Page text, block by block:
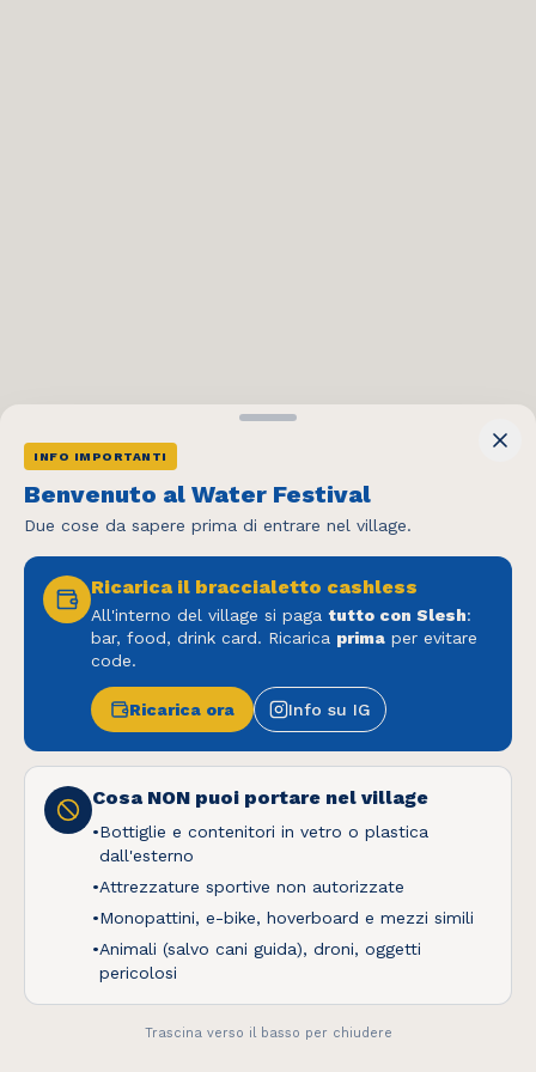
consenso, cookie di profilazione per migliorare
la tua esperienza. Puoi accettare tutti i cookie o
personalizzare le tue preferenze.
Scopri di più e personalizza
Solo essenziali
Accetta tutti
404
Torna alla Home
INFO IMPORTANTI
Benvenuto al Water Festival
Due cose da sapere prima di entrare nel village.
Ricarica il braccialetto cashless
All'interno del village si paga tutto con Slesh:
bar, food, drink card. Ricarica prima per evitare
code.
Ricarica ora Info su IG
Cosa NON puoi portare nel village
•Bottiglie e contenitori in vetro o plastica
dall'esterno
•Attrezzature sportive non autorizzate
•Monopattini, e-bike, hoverboard e mezzi simili
•Animali (salvo cani guida), droni, oggetti
pericolosi
Trascina verso il basso per chiudere